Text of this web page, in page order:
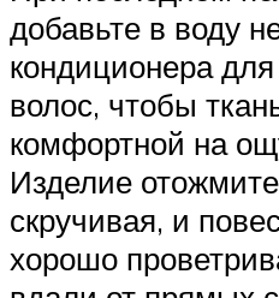
добавьте в воду
кондиционера
волос, чтобы
комфортной на
Изделие
скручивая, и
хорошо